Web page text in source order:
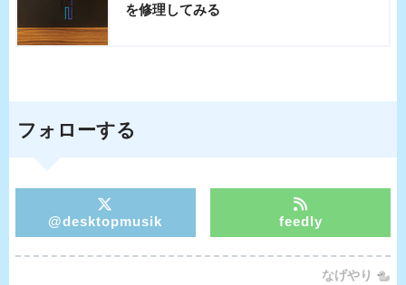
を修理してみる
フォローする
@desktopmusik feedly
なげやり